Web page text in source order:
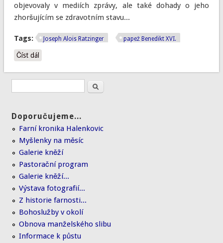
objevovaly v mediích zprávy, ale také dohady o jeho
zhoršujícím se zdravotním stavu...
Tags: Joseph Alois Ratzinger papež Benedikt XVI.
Číst dálOhlédnutí za Benediktem XVI.
Doporučujeme...
Farní kronika Halenkovic
Myšlenky na měsíc
Galerie kněží
Pastorační program
Galerie kněží...
Výstava fotografií...
Z historie farnosti...
Bohoslužby v okolí
Obnova manželského slibu
Informace k půstu